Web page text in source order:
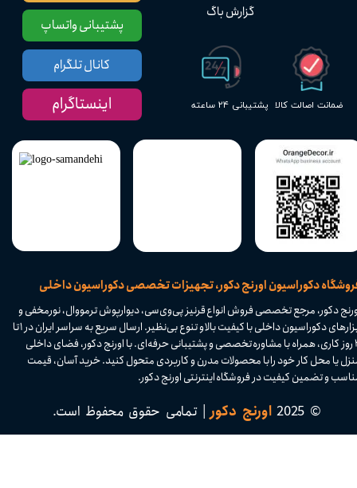
دکوراسیون اورنج دکور، تجهیزات تخصصی دکوراسیون داخلی
پشتیبانی ۲۴ ساعته ضمانت اصالت کالا
گزارش باگ
دکور، مرجع تخصصی فروش انواع قرنیز پی‌وی‌سی، دیوارپوش ترمووال، نورمخفی و
ابزارهای دکوراسیون داخلی با کیفیت بالا و تنوع بی‌نظیر. ارسال سریع به سراسر ایران در ۱ تا
۴ روز کاری، همراه با مشاوره تخصصی و پشتیبانی حرفه‌ای. با اورنج دکور، فضای داخلی
یا محل کار خود را با محصولات مدرن و کاربردی متحول کنید. خرید آسان، قیمت
و تضمین کیفیت در فروشگاه اینترنتی اورنج دکور.​​​​​​​
© 2025 اورنج دکور| تمامی حقوق محفوظ است.​​​​​​​
پشتیبانی واتساپ
کانال تلگرام
اینستاگرام